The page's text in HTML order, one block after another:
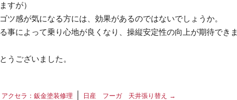
すが）
ツ感が気になる方には、効果があるのではないでしょうか。
事によって乗り心地が良くなり、操縦安定性の向上が期待できま
うございました。
アクセラ：鈑金塗装修理 日産 フーガ 天井張り替え →